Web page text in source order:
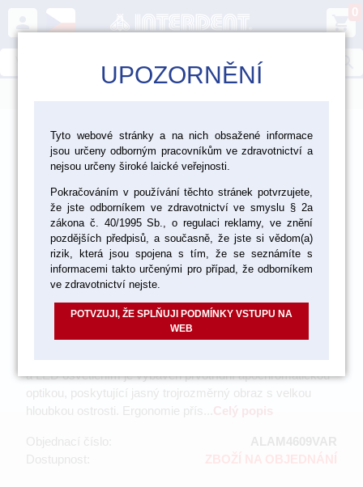
person shopping_cart
0
> Ordinace > Přístroje a vybavení >
Optika - mikroskopy, lupové brýle
Mikroskop AM-4609 bez
kamery,vario, na zeď
a LED osvětlením je vybaven prvotřídní apochromatickou
optikou, poskytující jasný trojrozměrný obraz s velkou
hloubkou ostrosti. Ergonomie přís... Celý popis
Objednací číslo:
ALAM4609VAR
Dostupnost:
ZBOŽÍ NA OBJEDNÁNÍ
UPOZORNĚNÍ
Tyto webové stránky a na nich obsažené informace
jsou určeny odborným pracovníkům ve zdravotnictví a
nejsou určeny široké laické veřejnosti.
Pokračováním v používání těchto stránek potvrzujete,
že jste odborníkem ve zdravotnictví ve smyslu § 2a
zákona č. 40/1995 Sb., o regulaci reklamy, ve znění
pozdějších předpisů, a současně, že jste si vědom(a)
rizik, která jsou spojena s tím, že se seznámíte s
informacemi takto určenými pro případ, že odborníkem
ve zdravotnictví nejste.
POTVZUJI, ŽE SPLŇUJI PODMÍNKY VSTUPU NA
WEB